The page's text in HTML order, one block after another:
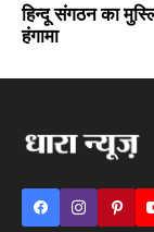
हिन्दू संगठन का
हंगामा